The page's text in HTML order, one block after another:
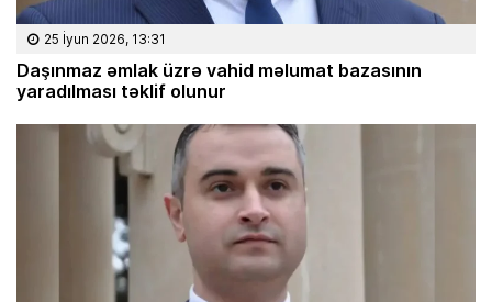
25 İyun 2026, 13:31
Daşınmaz əmlak üzrə vahid məlumat bazasının
yaradılması təklif olunur